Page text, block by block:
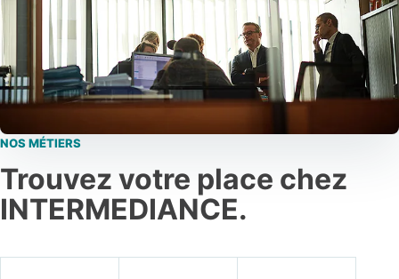
NOS MÉTIERS
Trouvez votre place chez
INTERMEDIANCE.